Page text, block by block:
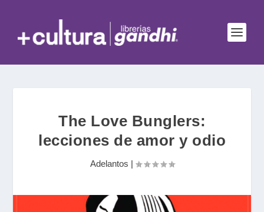
The Love Bunglers:
lecciones de amor y odio
Adelantos |